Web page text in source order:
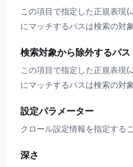
この項目で指定した正規表現
にマッチするパスは検索の対
検索対象から除外するパス
この項目で指定した正規表現
にマッチするパスは検索の対
設定パラメーター
クロール設定情報を指定する
深さ